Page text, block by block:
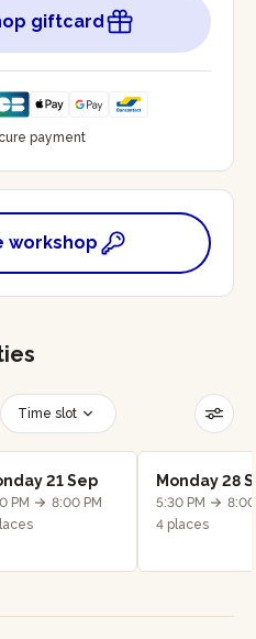
giftcard
payment
workshop
Time slot
21 Sep
PM
8:00 PM
Monday 28
5:30 PM
4 places